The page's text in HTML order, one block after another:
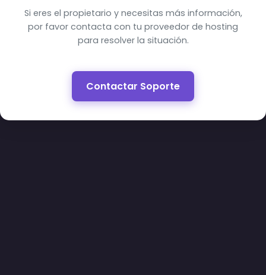
Si eres el propietario y necesitas más información,
por favor contacta con tu proveedor de hosting
para resolver la situación.
Contactar Soporte